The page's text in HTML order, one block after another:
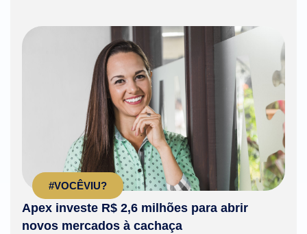
#VOCÊVIU?
Apex investe R$ 2,6 milhões para abrir
novos mercados à cachaça